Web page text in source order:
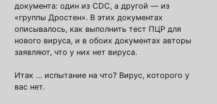
документа: один из CDC, а другой — из
«группы Дростен». В этих документах
описывалось, как выполнить тест ПЦР для
нового вируса, и в обоих документах авторы
заявляют, что у них нет вируса.
Итак … испытание на что? Вирус, которого у
вас нет.